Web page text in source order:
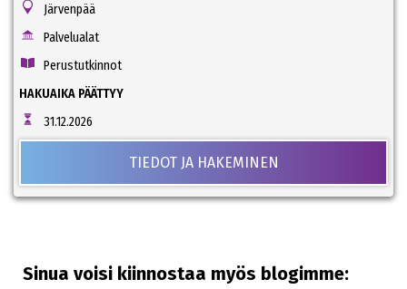
Järvenpää
Palvelualat
Perustutkinnot
HAKUAIKA PÄÄTTYY
31.12.2026
TIEDOT JA HAKEMINEN
Sinua voisi kiinnostaa myös blogimme: